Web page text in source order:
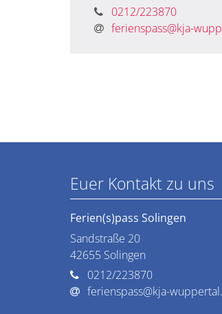
0212/223870
ferienspass@kja-
Euer Kontakt zu uns
Ferien(s)pass Solingen
Sandstraße 20
42655 Solingen
0212/223870
ferienspass@kja-